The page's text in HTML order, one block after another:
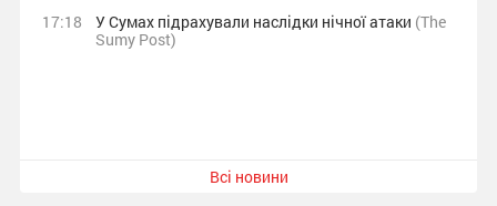
17:18
У Сумах підрахували наслідки нічної атаки (The
Sumy Post)
Всі новини